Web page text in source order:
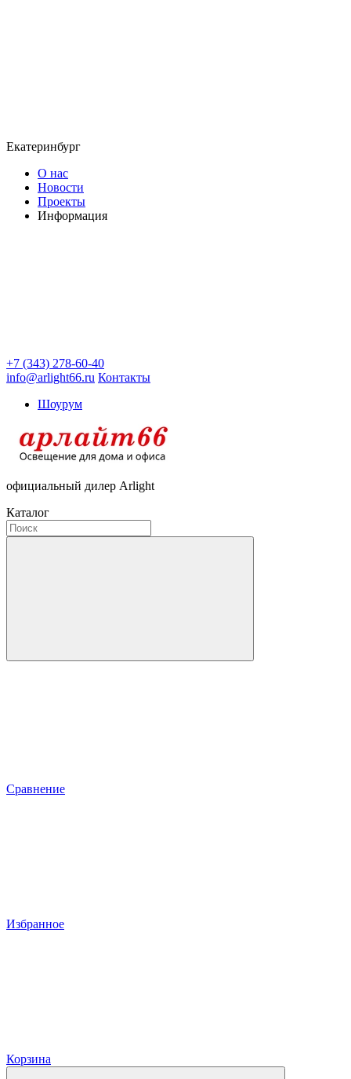
Екатеринбург
О нас
Новости
Проекты
Информация
+7 (343) 278-60-40
info@arlight66.ru Контакты
Шоурум
официальный дилер Arlight
Каталог
Сравнение
Избранное
Корзина